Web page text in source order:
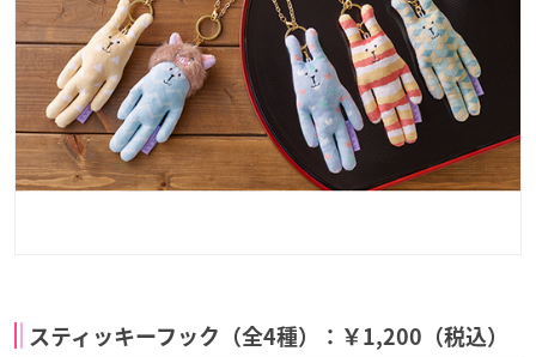
スティッキーフック（全4種）：￥1,200（税込）